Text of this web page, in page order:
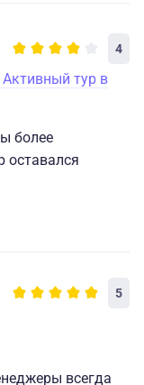
4
тур в
более
оставался
5
всегда